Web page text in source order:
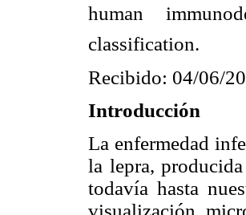
human
classification.
Recibido: 04/06/
Introducción
La enfermedad
la lepra,
todavía hasta
visualización